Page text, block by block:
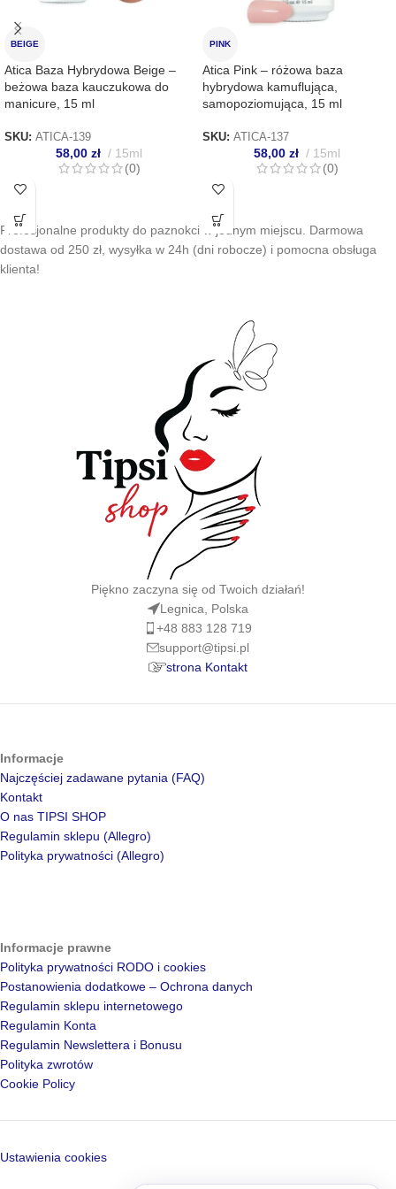
BEIGE
Atica Baza Hybrydowa Beige –
beżowa baza kauczukowa do
manicure, 15 ml
SKU: ATICA-139
58,00 zł
15ml
(0)
PINK
Atica Pink – różowa baza
hybrydowa kamuflująca,
samopoziomująca, 15 ml
SKU: ATICA-137
58,00 zł
15ml
(0)
Profesjonalne produkty do paznokci w jednym miejscu. Darmowa
dostawa od 250 zł, wysyłka w 24h (dni robocze) i pomocna obsługa
klienta!
Piękno zaczyna się od Twoich działań!
Legnica, Polska
+48 883 128 719
support@tipsi.pl
strona Kontakt
Informacje
Najczęściej zadawane pytania (FAQ)
Kontakt
O nas TIPSI SHOP
Regulamin sklepu (Allegro)
Polityka prywatności (Allegro)
Informacje prawne
Polityka prywatności RODO i cookies
Postanowienia dodatkowe – Ochrona danych
Regulamin sklepu internetowego
Regulamin Konta
Regulamin Newslettera i Bonusu
Polityka zwrotów
Cookie Policy
Ustawienia cookies